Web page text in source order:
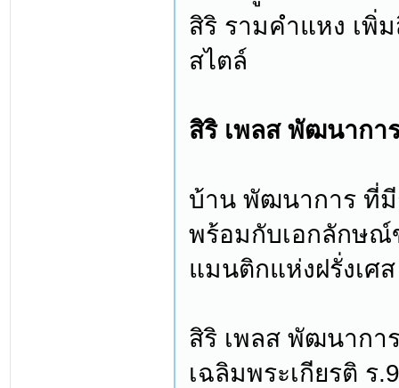
สิริ รามคำแหง เพิ่
สไตล์
สิริ เพลส พัฒนากา
บ้าน พัฒนาการ ที่
พร้อมกับเอกลักษณ์
แมนติกแห่งฝรั่งเศ
สิริ เพลส พัฒนากา
เฉลิมพระเกียรติ ร